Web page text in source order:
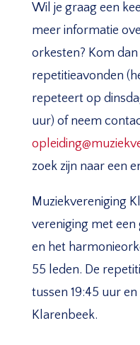
Wil je graag een
meer informatie
orkesten? Kom
repetitieavonden
repeteert op
uur) of neem
zoek zijn naar een
Muziekvereniging
vereniging met
en het
55 leden. De
tussen 19:45 uur
Klarenbeek.